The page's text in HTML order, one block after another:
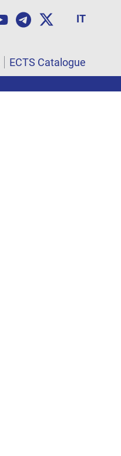
IT
ECTS Catalogue